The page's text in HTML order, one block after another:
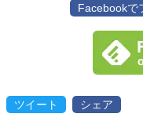
Facebookで
ツイート シェア